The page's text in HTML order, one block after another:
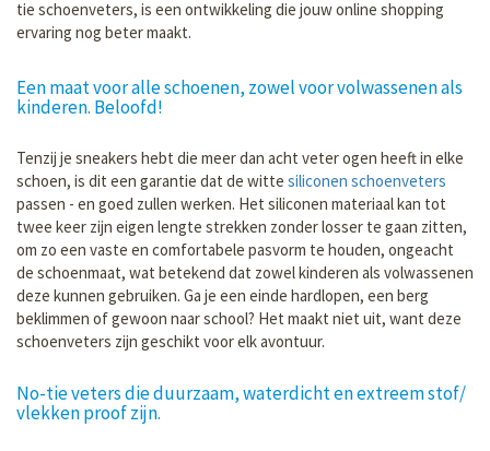
tie schoenveters, is een ontwikkeling die jouw online shopping
ervaring nog beter maakt.
Een maat voor alle schoenen, zowel voor volwassenen als
kinderen. Beloofd!
Tenzij je sneakers hebt die meer dan acht veter ogen heeft in elke
schoen, is dit een garantie dat de witte siliconen schoenveters
passen - en goed zullen werken. Het siliconen materiaal kan tot
twee keer zijn eigen lengte strekken zonder losser te gaan zitten,
om zo een vaste en comfortabele pasvorm te houden, ongeacht
de schoenmaat, wat betekend dat zowel kinderen als volwassenen
deze kunnen gebruiken. Ga je een einde hardlopen, een berg
beklimmen of gewoon naar school? Het maakt niet uit, want deze
schoenveters zijn geschikt voor elk avontuur.
No-tie veters die duurzaam, waterdicht en extreem stof/
vlekken proof zijn.